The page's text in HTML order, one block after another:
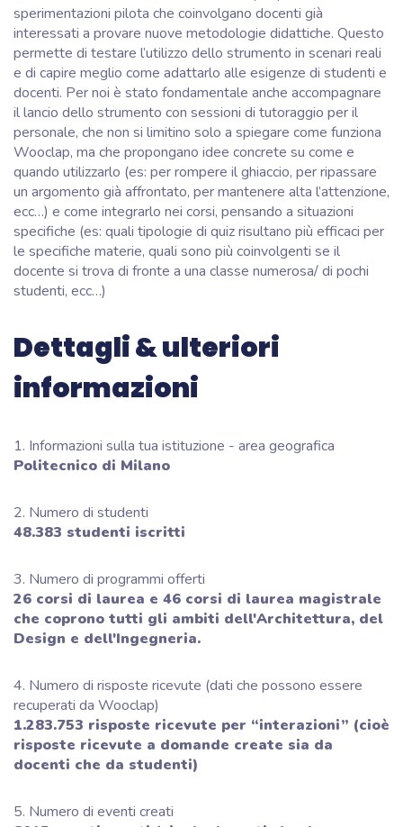
sperimentazioni pilota che coinvolgano docenti già
interessati a provare nuove metodologie didattiche. Questo
permette di testare l’utilizzo dello strumento in scenari reali
e di capire meglio come adattarlo alle esigenze di studenti e
docenti. Per noi è stato fondamentale anche accompagnare
il lancio dello strumento con sessioni di tutoraggio per il
personale, che non si limitino solo a spiegare come funziona
Wooclap, ma che propongano idee concrete su come e
quando utilizzarlo (es: per rompere il ghiaccio, per ripassare
un argomento già affrontato, per mantenere alta l’attenzione,
ecc…) e come integrarlo nei corsi, pensando a situazioni
specifiche (es: quali tipologie di quiz risultano più efficaci per
le specifiche materie, quali sono più coinvolgenti se il
docente si trova di fronte a una classe numerosa/ di pochi
studenti, ecc…)
Dettagli & ulteriori
informazioni
1. Informazioni sulla tua istituzione - area geografica
Politecnico di Milano
2. Numero di studenti
48.383 studenti iscritti
3. Numero di programmi offerti
26 corsi di laurea e 46 corsi di laurea magistrale
che coprono tutti gli ambiti dell'Architettura, del
Design e dell'Ingegneria.
4. Numero di risposte ricevute (dati che possono essere
recuperati da Wooclap)
1.283.753 risposte ricevute per “interazioni” (cioè
risposte ricevute a domande create sia da
docenti che da studenti)
5. Numero di eventi creati